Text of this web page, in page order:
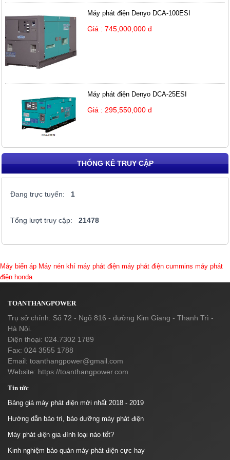
Máy phát điện Denyo DCA-100ESI
Giá : 745,000,000 đ
Máy phát điện Denyo DCA-25ESI
Giá : 295,550,000 đ
THỐNG KÊ TRUY CẬP
Đang trực tuyến: 1
Tổng lượt truy cập: 21478
Máy biến áp Máy nén khí máy phát điện máy phát điện cummins máy phát
điện honda
TOANTHANGPOWER
Trụ sở chính: Số 72 - Ngõ 816 - đường Kim Giang - Thanh Trì -
Hà Nội.
Điện thoại: 024.7302 1789
Fax: 024 3555 1788
Email: toanthangpower@gmail.com
Website: https://toanthangpower.com
Tin tức
Bảng giá máy phát điện mới nhất 2018 - 2019
Hướng dẫn bảo trì, bảo dưỡng máy phát điện
Máy phát điện gia đình loại nào tốt?
Kinh nghiệm bảo quản máy phát điện cực hay